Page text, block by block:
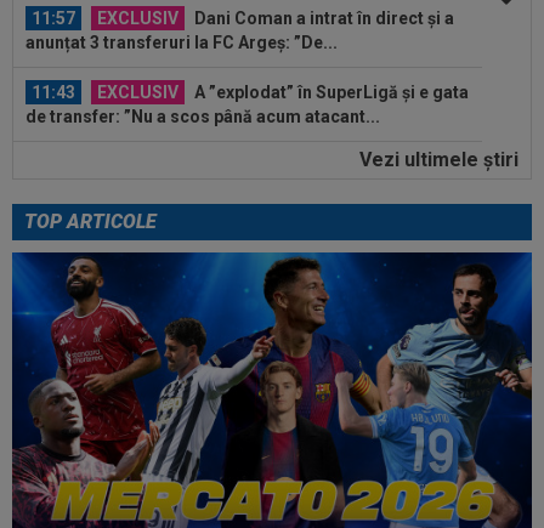
11:57 EXCLUSIV
Dani Coman a intrat în direct și a
anunțat 3 transferuri la FC Argeș: ”De...
11:43 EXCLUSIV
A ”explodat” în SuperLigă și e gata
de transfer: ”Nu a scos până acum atacant...
AUR pentru România la Campionatele
11:34 FOTO
Lionel Messi a ajuns în Argentina,
după moartea tatălui său
12:20 FOTO
Cristiano Ronaldo nu s-a putut abține,
după ce sute de oameni au apărut la...
12:16 VIDEO
FC Porto - Alverca, LIVE VIDEO, 20:00,
DGS 2. Benfica - Academico Viseu, 22:30...
12:07
Universitatea Craiova - FC Argeș, LIVE VIDEO,
21:30, DGS 1. Un jucător a plecat...
Vezi ultimele ştiri
TOP ARTICOLE